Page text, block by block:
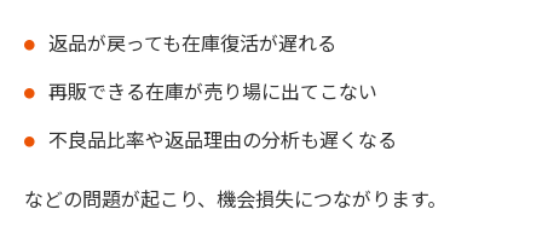
返品が戻っても在庫復活が遅れる
再販できる在庫が売り場に出てこない
不良品比率や返品理由の分析も遅くなる
などの問題が起こり、機会損失につながります。